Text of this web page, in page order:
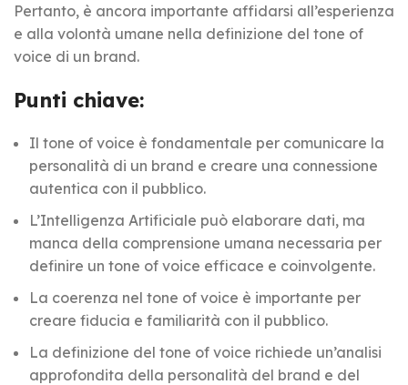
Pertanto, è ancora importante affidarsi all’esperienza
e alla volontà umane nella definizione del tone of
voice di un brand.
Punti chiave:
Il tone of voice è fondamentale per comunicare la
personalità di un brand e creare una connessione
autentica con il pubblico.
L’Intelligenza Artificiale può elaborare dati, ma
manca della comprensione umana necessaria per
definire un tone of voice efficace e coinvolgente.
La coerenza nel tone of voice è importante per
creare fiducia e familiarità con il pubblico.
La definizione del tone of voice richiede un’analisi
approfondita della personalità del brand e del